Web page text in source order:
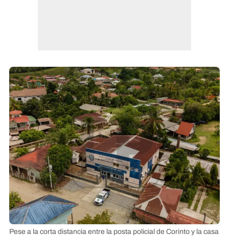
Pese a la corta distancia entre la posta policial de Corinto y la casa